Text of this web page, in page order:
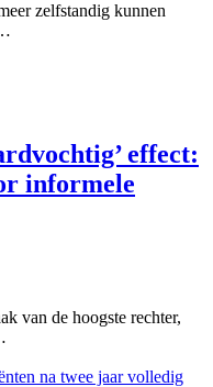
zelfstandig kunnen
effect:
informele
van de hoogste rechter,